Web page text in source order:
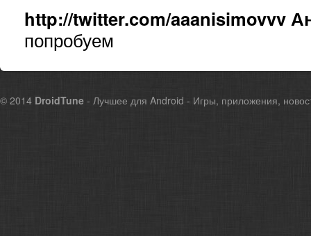
http://twitter.com/aaanisimovvv
попробуем
© 2014 DroidTune - Лучшее для Android - Игры, приложения,